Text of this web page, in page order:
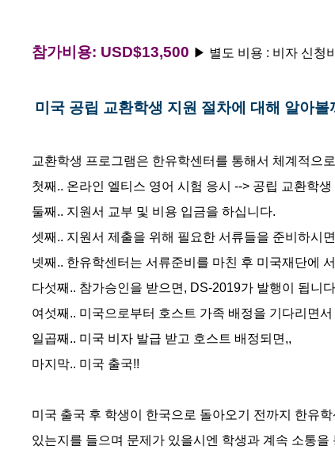
참가비용: USD$13,500 ▶ 별도 비용 : 비자 신청
미국 공립 교환학생 지원 절차에 대해 알아볼
교환학생 프로그램은 한유학센터를 통해서 체계적으
첫째.. 온라인 엘티스 영어 시험 응시 --> 공립 교환학
둘째.. 지원서 교부 및 비용 입금을 하십니다.
셋째.. 지원서 제출을 위해 필요한 서류들을 준비하시
넷째.. 한유학센터는 서류준비를 마친 후 미국재단에
다섯째.. 참가승인을 받으면, DS-2019가 발행이 됩니
여섯째.. 미국으로부터 호스트 가족 배정을 기다리면
일곱째.. 미국 비자 발급 받고 호스트 배정되면,,
마지막.. 미국 출국!!
미국 출국 후 학생이 한국으로 돌아오기 전까지 한유
있는지를 들으며 문제가 있을시엔 학생과 계속 소통